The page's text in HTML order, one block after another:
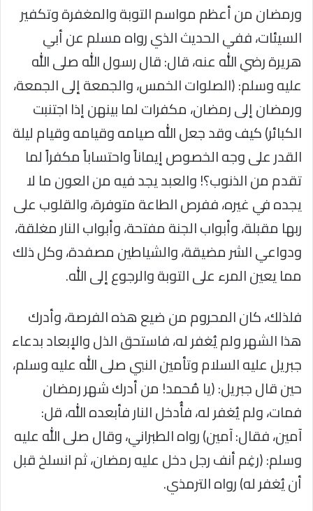
ورمضان من أعظم مواسم التوبة والمغفرة وتكفير
السيئات، ففي الحديث الذي رواه مسلم عن أبي
هريرة رضي الله عنه، قال: قال رسول الله صلى الله
عليه وسلم: (الصلوات الخمس، والجمعة إلى الجمعة،
ورمضان إلى رمضان، مكفرات لما بينهن إذا اجتنبت
الكبائر) كيف وقد جعل الله صيامه وقيامه وقيام ليلة
القدر على وجه الخصوص إيماناً واحتساباً مكفراً لما
تقدم من الذنوب؟! والعبد يجد فيه من العون ما لا
يجده في غيره، ففرص الطاعة متوفرة، والقلوب على
ربها مقبلة، وأبواب الجنة مفتحة، وأبواب النار مغلقة،
ودواعي الشر مضيقة، والشياطين مصفدة، وكل ذلك
مما يعين المرء على التوبة والرجوع إلى الله.
فلذلك، كان المحروم من ضيع هذه الفرصة، وأدرك
هذا الشهر ولم يُغفر له، فاستحق الذل والإبعاد بدعاء
جبريل عليه السلام وتأمين النبي صلى الله عليه وسلم،
حين قال جبريل: (يا مُحمد! من أدرك شهر رمضان
فمات، ولم يُغفر له، فأُدخل النار فأبعده الله، قل:
آمين، فقال: آمين) رواه الطبراني، وقال صلى الله عليه
وسلم: (رغِم أنف رجل دخل عليه رمضان، ثم انسلخ قبل
أن يُغفر له) رواه الترمذي.